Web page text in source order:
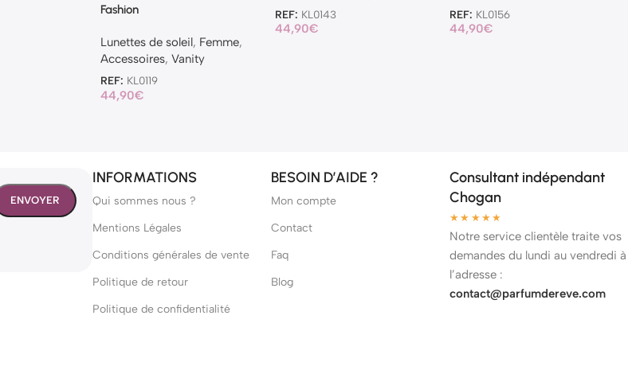
Fashion
Lunettes de soleil, Femme,
Accessoires, Vanity
REF: KL0119
44,90€
REF: KL0143
44,90€
REF: KL0156
44,90€
INFORMATIONS
Qui sommes nous ?
Mentions Légales
Conditions générales de vente
Politique de retour
Politique de confidentialité
BESOIN D’AIDE ?
Mon compte
Contact
Faq
Blog
Consultant indépendant
Chogan
★★★★★
Notre service clientèle traite vos
demandes du lundi au vendredi à
l’adresse :
contact@parfumdereve.com